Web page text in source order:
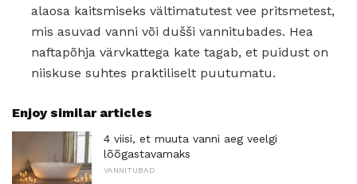
alaosa kaitsmiseks vältimatutest vee pritsmetest,
mis asuvad vanni või dušši vannitubades. Hea
naftapõhja värvkattega kate tagab, et puidust on
niiskuse suhtes praktiliselt puutumatu.
Enjoy similar articles
4 viisi, et muuta vanni aeg veelgi
lõõgastavamaks
VANNITUBAD